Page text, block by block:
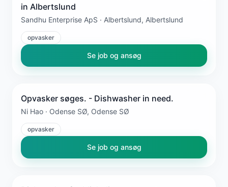
in Albertslund
Sandhu Enterprise ApS · Albertslund, Albertslund
opvasker
Se job og ansøg
Opvasker søges. - Dishwasher in need.
Ni Hao · Odense SØ, Odense SØ
opvasker
Se job og ansøg